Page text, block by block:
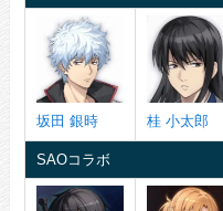
坂田 銀時 桂 小太郎
SAOコラボ